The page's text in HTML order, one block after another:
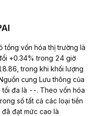
tổng vốn hóa thị trường là
+0.34% trong 24 giờ
trong khi khối lượng
cung Lưu thông của
tối đa là --. Theo vốn hóa
số tất cả các loại tiền
đã đạt mức cao là